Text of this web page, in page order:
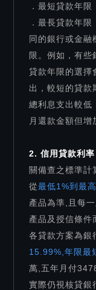
．最短貸款年限
．最長貸款年限
同的銀行或金融
限。例如，有些
貸款年限的選擇
出，較短的貸款
總利息支出較低
月還款金額但增
2. 信用貸款利
關備查之標準計
從最低1%到最
產品為準,且每
產品及授信條件
各貸款方案為銀
15.99%,年限最
萬,五年月付
實際仍視核貸銀